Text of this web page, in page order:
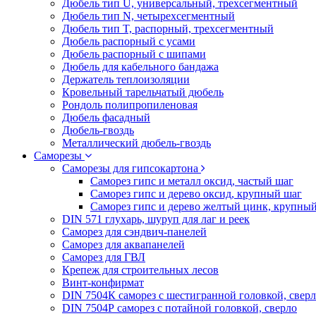
Дюбель тип U, универсальный, трехсегментный
Дюбель тип N, четырехсегментный
Дюбель тип T, распорный, трехсегментный
Дюбель распорный с усами
Дюбель распорный с шипами
Дюбель для кабельного бандажа
Держатель теплоизоляции
Кровельный тарельчатый дюбель
Рондоль полипропиленовая
Дюбель фасадный
Дюбель-гвоздь
Металлический дюбель-гвоздь
Саморезы
Саморезы для гипсокартона
Саморез гипс и металл оксид, частый шаг
Саморез гипс и дерево оксид, крупный шаг
Саморез гипс и дерево желтый цинк,
DIN 571 глухарь, шуруп для лаг и реек
Саморез для сэндвич-панелей
Саморез для аквапанелей
Саморез для ГВЛ
Крепеж для строительных лесов
Винт-конфирмат
DIN 7504К саморез с шестигранной головкой,
DIN 7504Р саморез с потайной головкой, сверло